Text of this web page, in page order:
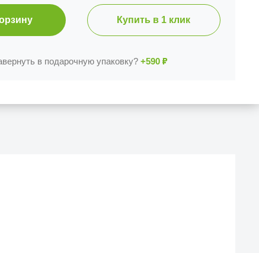
Купить в 1 клик
в подарочную упаковку? +590 ₽